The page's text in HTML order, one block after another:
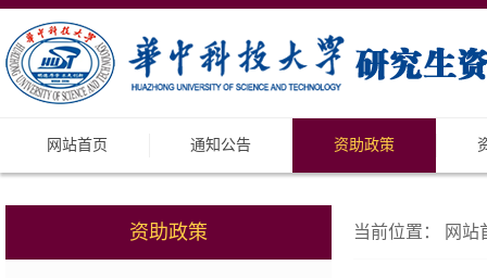
网站首页 通知公告 资助政策
资助政策 当前位置： 网站